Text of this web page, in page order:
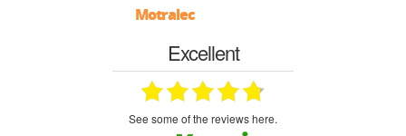
Motralec
Excellent
see some of the reviews here.